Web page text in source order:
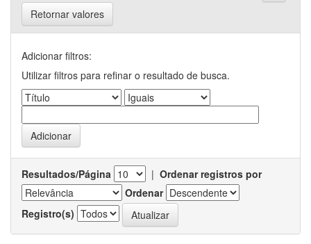
Retornar valores
Adicionar filtros:
Utilizar filtros para refinar o resultado de busca.
Resultados/Página | Ordenar registros por
Ordenar
Registro(s)